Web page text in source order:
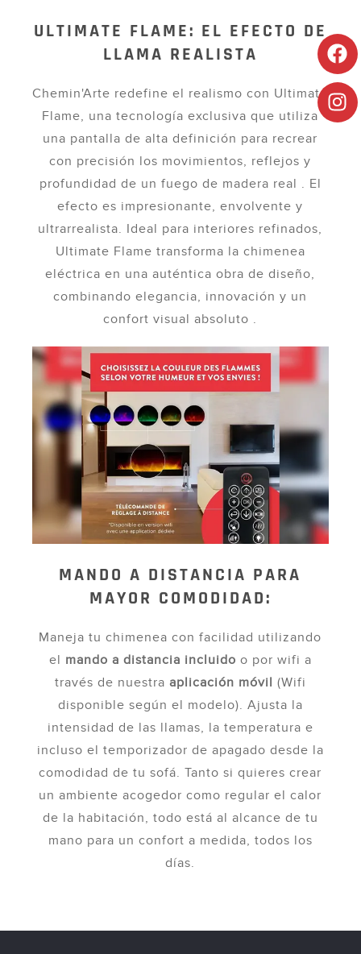
ULTIMATE FLAME: EL EFECTO DE
LLAMA REALISTA
Chemin'Arte redefine el realismo con Ultimate
Flame, una tecnología exclusiva que utiliza
una pantalla de alta definición para recrear
con precisión los movimientos, reflejos y
profundidad de un fuego de madera real . El
efecto es impresionante, envolvente y
ultrarrealista. Ideal para interiores refinados,
Ultimate Flame transforma la chimenea
eléctrica en una auténtica obra de diseño,
combinando elegancia, innovación y un
confort visual absoluto .
MANDO A DISTANCIA PARA
MAYOR COMODIDAD:
Maneja tu chimenea con facilidad utilizando
el mando a distancia incluido o por wifi a
través de nuestra aplicación móvil (Wifi
disponible según el modelo). Ajusta la
intensidad de las llamas, la temperatura e
incluso el temporizador de apagado desde la
comodidad de tu sofá. Tanto si quieres crear
un ambiente acogedor como regular el calor
de la habitación, todo está al alcance de tu
mano para un confort a medida, todos los
días.